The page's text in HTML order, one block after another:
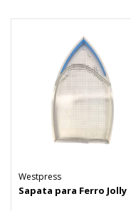
Westpress
Sapata para Ferro Jolly